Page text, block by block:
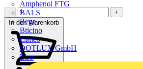
Amphenol FTG
BALS
Bega
Bticino
Cimco
DOTLUX GmbH
Elso
−
+
In den Warenkorb